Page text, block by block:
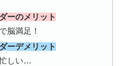
ーのメリット
脳満足！
ーデメリット
しい…